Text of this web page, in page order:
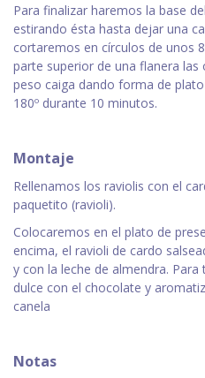
Para finalizar haremos la base
estirando ésta hasta dejar una
cortaremos en círculos de unos
parte superior de una flanera
peso caiga dando forma de
180º durante 10 minutos.
Montaje
Rellenamos los raviolis con el
paquetito (ravioli).
Colocaremos en el plato de
encima, el ravioli de cardo
y con la leche de almendra.
dulce con el chocolate y
canela
Notas